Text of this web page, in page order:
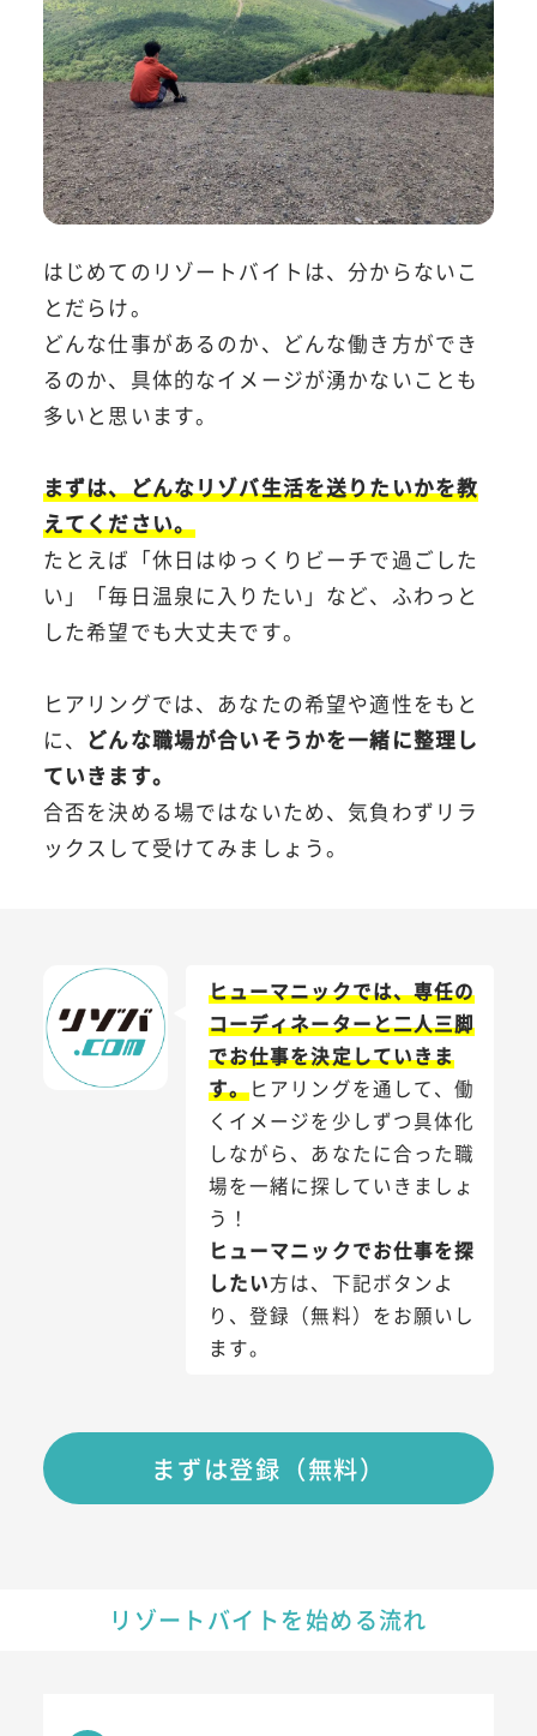
はじめてのリゾートバイトは、分からないこ
とだらけ。
どんな仕事があるのか、どんな働き方ができ
るのか、具体的なイメージが湧かないことも
多いと思います。
まずは、どんなリゾバ生活を送りたいかを教
えてください。
たとえば「休日はゆっくりビーチで過ごした
い」「毎日温泉に入りたい」など、ふわっと
した希望でも大丈夫です。
ヒアリングでは、あなたの希望や適性をもと
に、 どんな職場が合いそうかを一緒に整理し
ていきます。
合否を決める場ではないため、気負わずリラ
ックスして受けてみましょう。
ヒューマニックでは、専任の
コーディネーターと二人三脚
でお仕事を決定していきま
す。ヒアリングを通して、働
くイメージを少しずつ具体化
しながら、あなたに合った職
場を一緒に探していきましょ
う！
ヒューマニックでお仕事を探
したい方は、下記ボタンよ
り、登録（無料）をお願いし
ます。
まずは登録（無料）
リゾートバイトを始める流れ